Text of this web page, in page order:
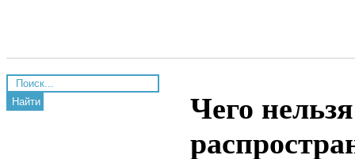
Найти
Чего